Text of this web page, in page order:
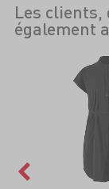
Les clients,
également